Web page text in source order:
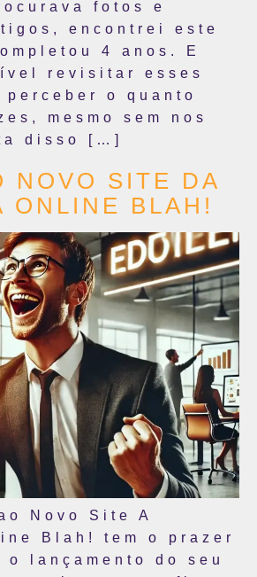
fotos e
encontrei este
4 anos. E
revisitar esses
perceber o quanto
mesmo sem nos
disso […]
NOVO SITE DA
ONLINE BLAH!
Novo Site A
Blah! tem o prazer
o lançamento do seu